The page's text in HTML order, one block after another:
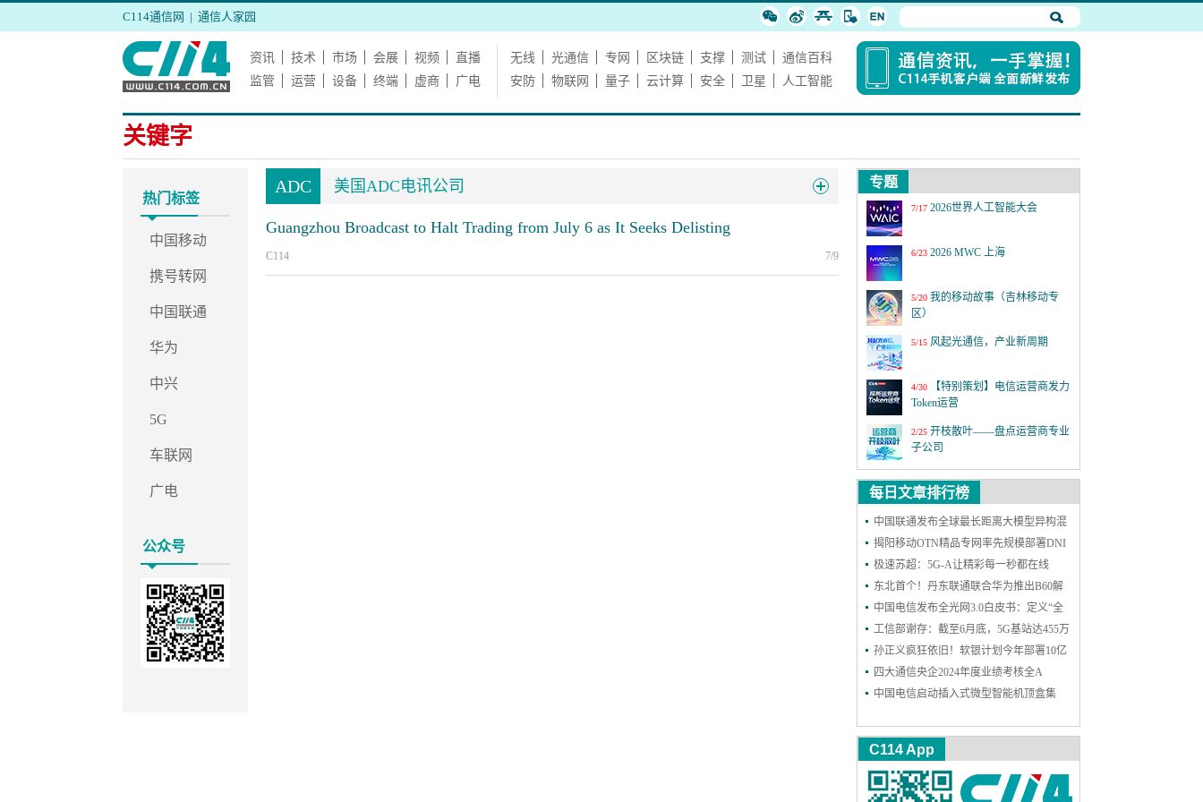
C114通信网 | 通信人家园
资讯 技术 市场 会展 视频
直播
监管
运营 设备 终端 虚商 广电
无线 光通信 专网 区块链 支撑 测试
通信百科
安防
物联网 量子 云计算 安全 卫星 人工智能
关键字
热门标签
中国移动
携号转网
中国联通
华为
中兴
5G
车联网
广电
公众号
ADC 美国ADC电讯公司
Guangzhou Broadcast to Halt Trading from July 6 as It Seeks Delisting
C114 7/9
专题
7/17 2026世界人工智能大会
6/23 2026 MWC 上海
5/20 我的移动故事（吉林移动专
区）
5/15 风起光通信，产业新周期
4/30
【特别策划】电信运营商发力
Token运营
2/25 开枝散叶——盘点运营商专业
子公司
MWC26世界移动通信大会
12/18 第四届6G前沿技术与趋势论
坛
11/19 激情全运 移起AI：5G-A全民
看全运 粤近粤精彩
11/18 上海铁塔十一周年：善建不
拔十一载，锐意进取向未来
9/24 2025年中国国际信息通信展览
会
9/9 第二十六届中国国际光电博览
每日文章排行榜
中国联通发布全球最长距离大模型异构混
训成果
揭阳移动OTN精品专网率先规模部署DNI
保护，实现高可靠能力再升级
极速苏超：5G-A让精彩每一秒都在线
东北首个！丹东联通联合华为推出B60解
决方案，一站式护航企业网络和安防
中国电信发布全光网3.0白皮书：定义“全
光智联”，2030年能力基本达成
工信部谢存：截至6月底，5G基站达455万
个 5G用户达11.18亿户
孙正义疯狂依旧！软银计划今年部署10亿
个AI智能体
四大通信央企2024年度业绩考核全A
中国电信启动插入式微型智能机顶盒集
C114 App